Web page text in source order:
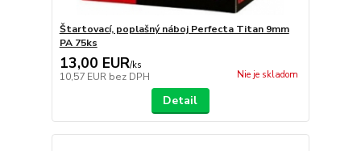
Štartovací, poplašný náboj Perfecta Titan 9mm
PA 75ks
13,00 EUR/ks
10,57 EUR bez DPH Nie je skladom
Detail